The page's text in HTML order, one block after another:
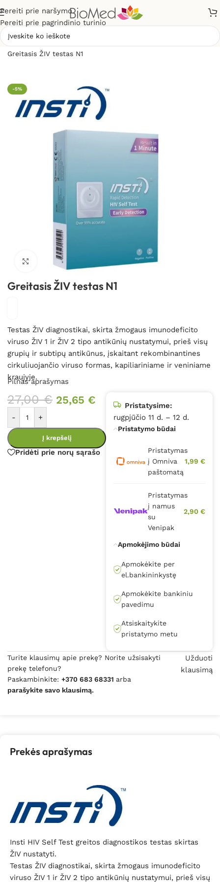
Pereiti prie naršymo
Pereiti prie pagrindinio turinio
Greitasis ŽIV testas N1
-5%
Spustelėkite, kad padidintumėte
Greitasis ŽIV testas N1
Testas ŽIV diagnostikai, skirta žmogaus imunodeficito
viruso ŽIV 1 ir ŽIV 2 tipo antikūnių nustatymui, prieš visų
grupių ir subtipų antikūnus, įskaitant rekombinantines
cirkuliuojančio viruso formas, kapiliariniame ir veniniame
kraujyje.
Pilnas aprašymas
27,00€ 25,65 €
- +
Į krepšelį
Pridėti prie norų sąrašo
Pristatysime:
rugpjūčio 11 d. – 12 d.
Pristatymo būdai
Pristatymas
į Omniva
paštomatą
1,99 €
Pristatymas
į namus
su
Venipak
2,90 €
Apmokėjimo būdai
Apmokėkite per
el.bankininkystę
Apmokėkite bankiniu
pavedimu
Atsiskaitykite
pristatymo metu
Turite klausimų apie prekę? Norite užsisakyti
prekę telefonu?
Paskambinkite: +370 683 68331 arba
parašykite savo klausimą.
Užduoti
klausimą
Prekės aprašymas
Insti HIV Self Test greitos diagnostikos testas skirtas
ŽIV nustatyti.
Testas ŽIV diagnostikai, skirta žmogaus imunodeficito
viruso ŽIV 1 ir ŽIV 2 tipo antikūnių nustatymui, prieš visų